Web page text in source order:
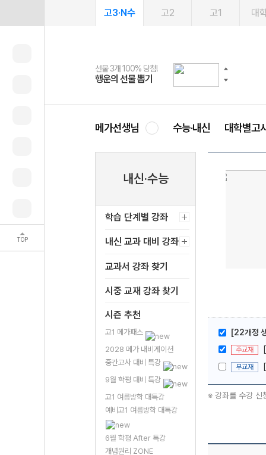
TOP
고3·N수 고2 고1 대
선물 3개 100% 당첨!
행운의 선물 뽑기
선물 100% 증정!
메가스터디 X 올리브
2027 러셀 단과
강사 공개선발
스마트러닝앱
설문 EVENT
메가패스
3일 무료 체험권
메가패스 수강생 무료혜택!
메가클럽 멤버십
사회공헌 캠페인
희망이룸 메가나눔
메가선생님 수능·내신 대학별고
내신·수능
학습 단계별 강좌
내신 교과 대비 강좌
교과서 강좌 찾기
시중 교재 강좌 찾기
시즌 추천
고1 메가패스
2028 메가 내비게이션
중간고사 대비 특강
9월 학평 대비 특강
고1 여름방학 대특강
예비고1 여름방학 대특강
6월 학평 After 특강
개념원리 ZONE
[22개정
주교재
부교재
※ 강좌를 수강 신